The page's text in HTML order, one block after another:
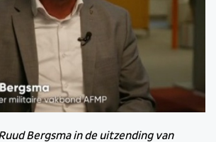
Bergsma in de uitzending van